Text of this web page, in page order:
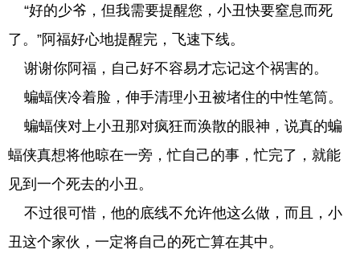
“好的少爷，但我需要提醒您，小丑快要窒息而死
了。”阿福好心地提醒完，飞速下线。
谢谢你阿福，自己好不容易才忘记这个祸害的。
蝙蝠侠冷着脸，伸手清理小丑被堵住的中性笔筒。
蝙蝠侠对上小丑那对疯狂而涣散的眼神，说真的蝙
蝠侠真想将他晾在一旁，忙自己的事，忙完了，就能
见到一个死去的小丑。
不过很可惜，他的底线不允许他这么做，而且，小
丑这个家伙，一定将自己的死亡算在其中。